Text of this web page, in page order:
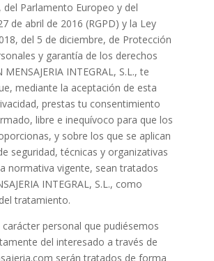
del Parlamento Europeo y del
de abril de 2016 (RGPD) y la Ley
del 5 de diciembre, de Protección
y garantía de los derechos
INTEGRAL, S.L., te
mediante la aceptación de esta
prestas tu consentimiento
libre e inequívoco para que los
y sobre los que se aplican
seguridad, técnicas y organizativas
normativa vigente, sean tratados
INTEGRAL, S.L., como
tratamiento.
personal que pudiésemos
del interesado a través de
serán tratados de forma